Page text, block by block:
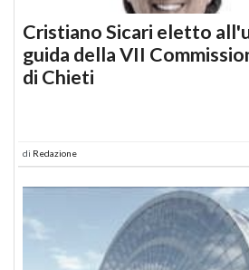
Cristiano Sicari eletto
guida della VII
di Chieti
di Redazione